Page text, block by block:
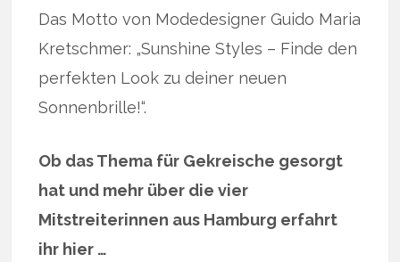
Das Motto von Modedesigner Guido Maria
Kretschmer: „Sunshine Styles – Finde den
perfekten Look zu deiner neuen
Sonnenbrille!“.
Ob das Thema für Gekreische gesorgt
hat und mehr über die vier
Mitstreiterinnen aus Hamburg erfahrt
ihr hier …